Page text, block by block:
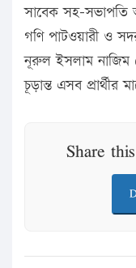
সাবেক সহ-সভাপতি
গণি পাটওয়ারী ও
নূরুল ইসলাম নাজিম
চূড়ান্ত এসব প্রার্থীর
Share